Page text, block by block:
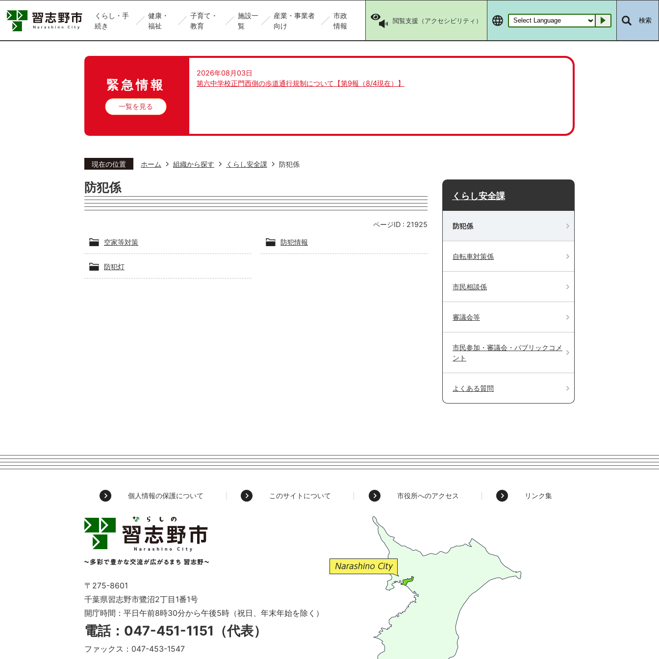
くらし・手
続き
健康・
福祉
子育て・
教育
施設一
覧
産業・事業者
向け
市政
情報
閲覧支援（アクセシビリティ） Go 検索
緊急情報
一覧を見る
2026年08月03日
第六中学校正門西側の歩道通行規制について【第9報（8/4現在）】
現在の位置 ホーム 組織から探す くらし安全課 防犯係
防犯係
ページID : 21925
空家等対策 防犯情報
防犯灯
くらし安全課
防犯係
自転車対策係
市民相談係
審議会等
市民参加・審議会・パブリックコメ
ント
よくある質問
個人情報の保護について このサイトについて 市役所へのアクセス リンク集
習
志
Narashino
～
多
彩
で
豊
か
な
交
〒275-8601
千葉県習志野市鷺沼2丁目1番1号
開庁時間：平日午前8時30分から午後5時（祝日、年末年始を除く）
電話：047-451-1151（代表）
ファックス：047-453-1547